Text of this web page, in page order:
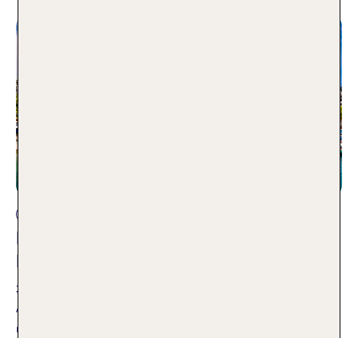
Diese 10 Städte bieten die höchste
Lebensqualität (+ Spezial-Ranking)
27.05.2019
Auffällig ist: Im Kampf um Platz 1 bis 3 jubeln
mitteleuropäische Städte, eine deutsche ist dabei. Und ganze